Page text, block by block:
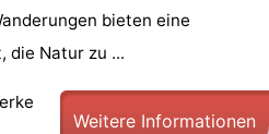
bieten eine
die Natur zu ...
Weitere Informationen